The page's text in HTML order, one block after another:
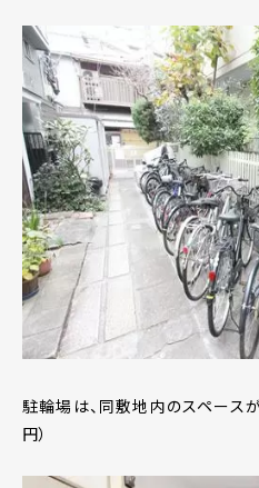
駐輪場は、同敷地内のスペース
円）